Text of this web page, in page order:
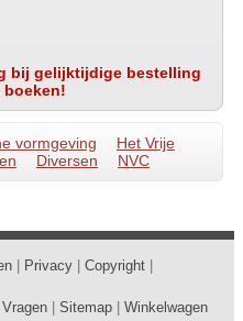
bij gelijktijdige bestelling
boeken!
vormgeving
Het Vrije
Diversen NVC
Privacy Copyright
Sitemap
Winkelwagen